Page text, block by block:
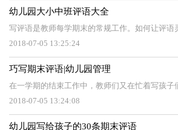
幼儿园大小中班评语大全
写评语是教师每学期末的常规工作。如何让评语
2018-07-05 13:25:24
巧写期末评语|幼儿园管理
在一学期的结束工作中，教师们又在忙着写孩子
2018-07-05 13:24:08
幼儿园写给孩子的30条期末评语